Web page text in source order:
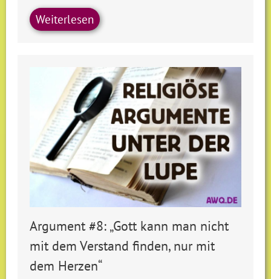
Weiterlesen
Argument #8: „Gott kann man nicht
mit dem Verstand finden, nur mit
dem Herzen“